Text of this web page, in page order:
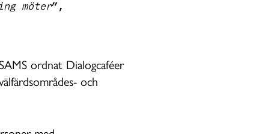
möter”,
ordnat Dialogcaféer
och